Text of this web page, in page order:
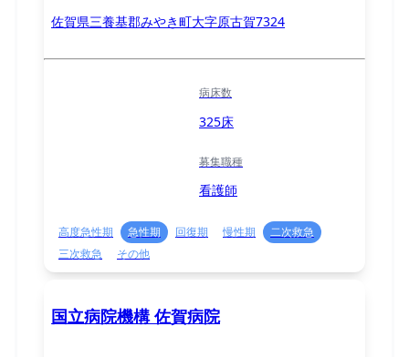
佐賀県三養基郡みやき町大字原古賀7324
病床数
325床
募集職種
看護師
高度急性期 急性期 回復期 慢性期
二次救急
三次救急
その他
国立病院機構 佐賀病院